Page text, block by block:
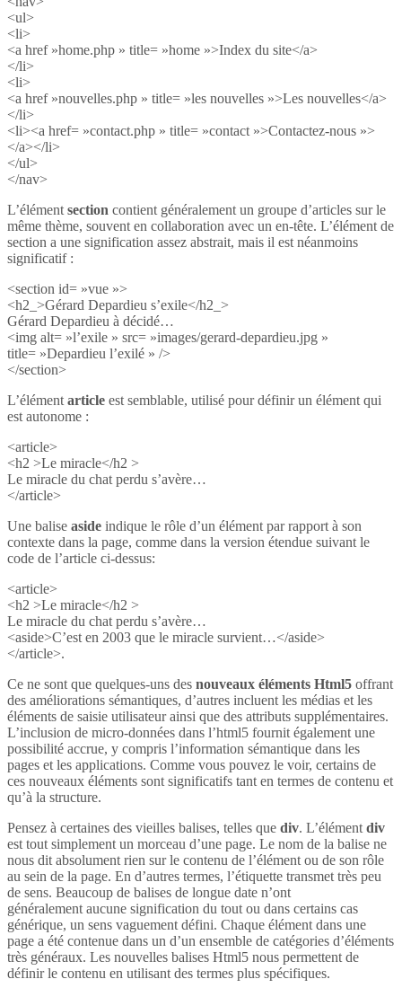
<ul>
<li>
<a href »home.php » title= »home »>Index du site</a>
</li>
<li>
<a href »nouvelles.php » title= »les nouvelles »>Les nouvelles</a>
</li>
<li><a href= »contact.php » title= »contact »>Contactez-nous »>
</a></li>
</ul>
</nav>
L’élément section contient généralement un groupe d’articles sur le
même thème, souvent en collaboration avec un en-tête. L’élément de
section a une signification assez abstrait, mais il est néanmoins
significatif :
<section id= »vue »>
<h2_>Gérard Depardieu s’exile</h2_>
Gérard Depardieu à décidé…
<img alt= »l’exile » src= »images/gerard-depardieu.jpg »
title= »Depardieu l’exilé » />
</section>
L’élément article est semblable, utilisé pour définir un élément qui
est autonome :
<article>
<h2 >Le miracle</h2 >
Le miracle du chat perdu s’avère…
</article>
Une balise aside indique le rôle d’un élément par rapport à son
contexte dans la page, comme dans la version étendue suivant le
code de l’article ci-dessus:
<article>
<h2 >Le miracle</h2 >
Le miracle du chat perdu s’avère…
<aside>C’est en 2003 que le miracle survient…</aside>
</article>.
Ce ne sont que quelques-uns des nouveaux éléments Html5 offrant
des améliorations sémantiques, d’autres incluent les médias et les
éléments de saisie utilisateur ainsi que des attributs supplémentaires.
L’inclusion de micro-données dans l’html5 fournit également une
possibilité accrue, y compris l’information sémantique dans les
pages et les applications. Comme vous pouvez le voir, certains de
ces nouveaux éléments sont significatifs tant en termes de contenu et
qu’à la structure.
Pensez à certaines des vieilles balises, telles que div. L’élément div
est tout simplement un morceau d’une page. Le nom de la balise ne
nous dit absolument rien sur le contenu de l’élément ou de son rôle
au sein de la page. En d’autres termes, l’étiquette transmet très peu
de sens. Beaucoup de balises de longue date n’ont
généralement aucune signification du tout ou dans certains cas
générique, un sens vaguement défini. Chaque élément dans une
page a été contenue dans un d’un ensemble de catégories d’éléments
très généraux. Les nouvelles balises Html5 nous permettent de
définir le contenu en utilisant des termes plus spécifiques.